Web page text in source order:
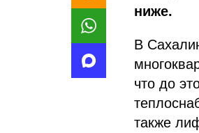
ниже.
В
что до
также